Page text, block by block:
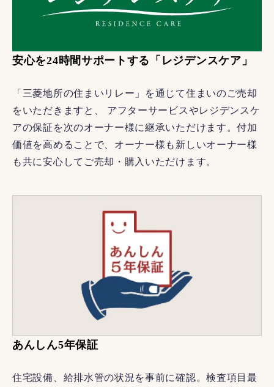
安心を24時間サポートする「レジデンスケア」
「三菱地所の住まいリレー」を通じて住まいのご売却
をいただきますと、 アフターサービスやレジデンスケ
アの保証を次のオーナー様に継承いただけます。付加
価値を高めることで、オーナー様も新しいオーナー様
も共に安心してご売却・購入いただけます。
あんしん5年保証
住宅設備、給排水管の状況を事前に確認。検査項目最